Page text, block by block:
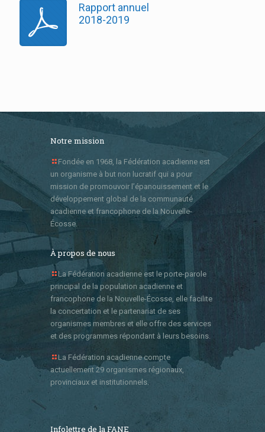
Rapport annuel
2018-2019
Notre mission
Fondée en 1968, la Fédération acadienne est
un organisme à but non lucratif qui a pour
mission de promouvoir l’épanouissement et le
développement global de la communauté
acadienne et francophone de la Nouvelle-
Écosse.
À propos de nous
La Fédération acadienne est le porte-parole
principal de la population acadienne et
francophone de la Nouvelle-Écosse, elle facilite
la concertation et le partenariat de ses
organismes membres et elle offre des services
et des programmes répondant à leurs besoins.
La Fédération acadienne compte
actuellement 29 organismes régionaux,
provinciaux et institutionnels.
Infolettre de la FANE